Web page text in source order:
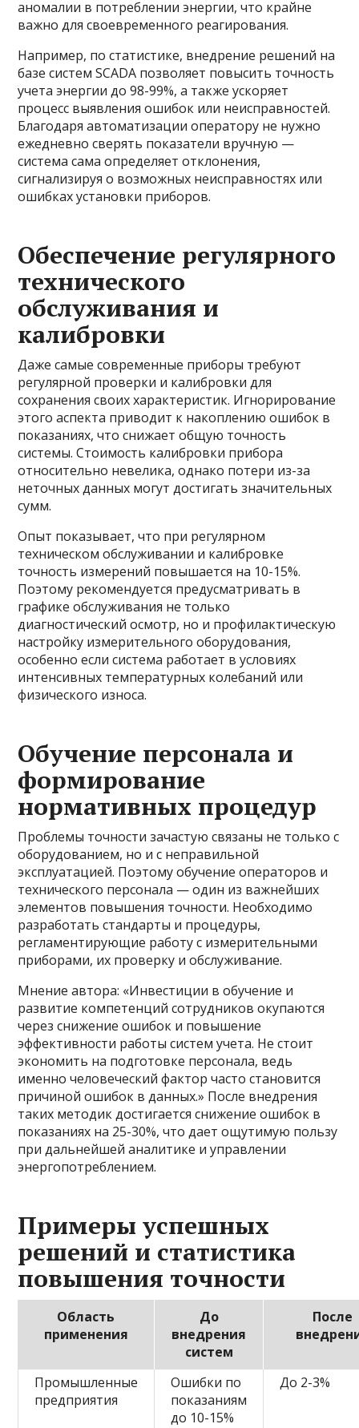
аномалии в потреблении энергии, что крайне
важно для своевременного реагирования.
Например, по статистике, внедрение решений на
базе систем SCADA позволяет повысить точность
учета энергии до 98-99%, а также ускоряет
процесс выявления ошибок или неисправностей.
Благодаря автоматизации оператору не нужно
ежедневно сверять показатели вручную —
система сама определяет отклонения,
сигнализируя о возможных неисправностях или
ошибках установки приборов.
Обеспечение регулярного
технического
обслуживания и
калибровки
Даже самые современные приборы требуют
регулярной проверки и калибровки для
сохранения своих характеристик. Игнорирование
этого аспекта приводит к накоплению ошибок в
показаниях, что снижает общую точность
системы. Стоимость калибровки прибора
относительно невелика, однако потери из-за
неточных данных могут достигать значительных
сумм.
Опыт показывает, что при регулярном
техническом обслуживании и калибровке
точность измерений повышается на 10-15%.
Поэтому рекомендуется предусматривать в
графике обслуживания не только
диагностический осмотр, но и профилактическую
настройку измерительного оборудования,
особенно если система работает в условиях
интенсивных температурных колебаний или
физического износа.
Обучение персонала и
формирование
нормативных процедур
Проблемы точности зачастую связаны не только с
оборудованием, но и с неправильной
эксплуатацией. Поэтому обучение операторов и
технического персонала — один из важнейших
элементов повышения точности. Необходимо
разработать стандарты и процедуры,
регламентирующие работу с измерительными
приборами, их проверку и обслуживание.
Мнение автора: «Инвестиции в обучение и
развитие компетенций сотрудников окупаются
через снижение ошибок и повышение
эффективности работы систем учета. Не стоит
экономить на подготовке персонала, ведь
именно человеческий фактор часто становится
причиной ошибок в данных.» После внедрения
таких методик достигается снижение ошибок в
показаниях на 25-30%, что дает ощутимую пользу
при дальнейшей аналитике и управлении
энергопотреблением.
Примеры успешных
решений и статистика
повышения точности
Область
применения
До
внедрения
систем
После
Промышленные
предприятия
Ошибки по
показаниям
до 10-15%
До 2-3%